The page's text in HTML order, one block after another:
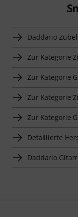
Daddario
Zur Kategorie
Zur Kategorie
Zur Kategorie
Zur Kategorie
Detaillierte
Daddario